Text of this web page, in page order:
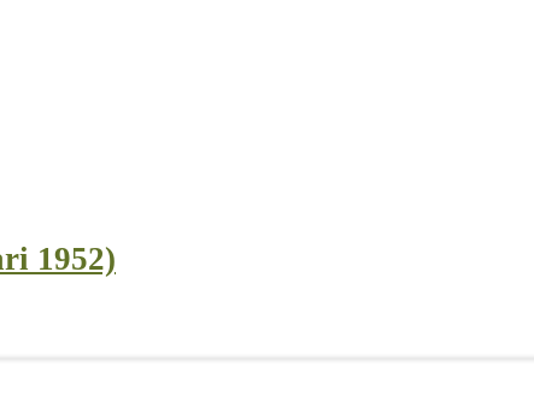
1952)